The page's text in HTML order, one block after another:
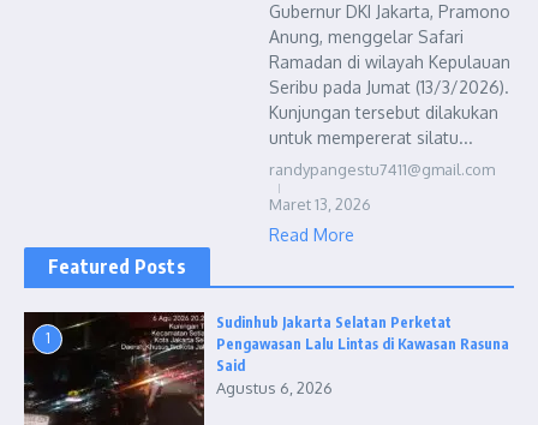
Gubernur DKI Jakarta, Pramono
Anung, menggelar Safari
Ramadan di wilayah Kepulauan
Seribu pada Jumat (13/3/2026).
Kunjungan tersebut dilakukan
untuk mempererat silatu...
randypangestu7411@gmail.com
Maret 13, 2026
Read More
Featured Posts
1
Sudinhub Jakarta Selatan Perketat
Pengawasan Lalu Lintas di Kawasan Rasuna
Said
Agustus 6, 2026